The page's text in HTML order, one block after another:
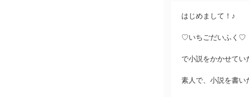
はじめまして！♪
♡いちごだいふく♡
で小説をかかせてい
素人で、小説を書い